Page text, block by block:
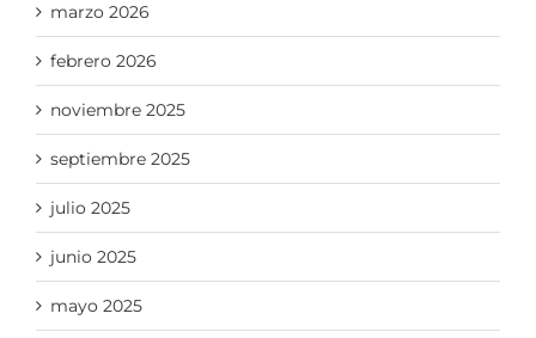
marzo 2026
febrero 2026
noviembre 2025
septiembre 2025
julio 2025
junio 2025
mayo 2025